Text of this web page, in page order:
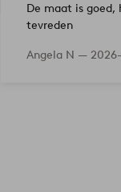
De maat is
tevreden
Angela N —